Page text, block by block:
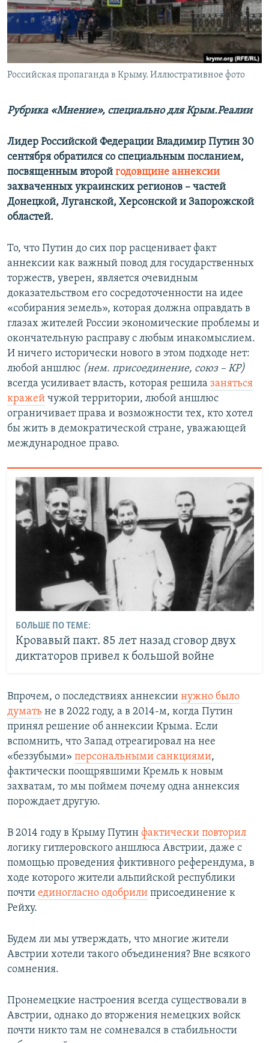
ПОБЕДИТЕЛЕЙ НЕ СУДЯТ?
КРЫМ.НЕПОКОРЕННЫЙ
УКРАИНСКАЯ ПРОБЛЕМА КРЫМА
ПРИСОЕДИНЯЙТЕСЬ!
Российская пропаганда в Крыму. Иллюстративное фото
Рубрика «Мнение», специально для Крым.Реалии
Лидер Российской Федерации Владимир Путин 30
сентября обратился со специальным посланием,
посвященным второй годовщине аннексии
захваченных украинских регионов – частей
Донецкой, Луганской, Херсонской и Запорожской
областей.
То, что Путин до сих пор расценивает факт
аннексии как важный повод для государственных
торжеств, уверен, является очевидным
доказательством его сосредоточенности на идее
«собирания земель», которая должна оправдать в
глазах жителей России экономические проблемы и
окончательную расправу с любым инакомыслием.
И ничего исторически нового в этом подходе нет:
любой аншлюс (нем. присоединение, союз – КР)
всегда усиливает власть, которая решила заняться
кражей чужой территории, любой аншлюс
ограничивает права и возможности тех, кто хотел
бы жить в демократической стране, уважающей
международное право.
БОЛЬШЕ ПО ТЕМЕ:
Кровавый пакт. 85 лет назад сговор двух
диктаторов привел к большой войне
Впрочем, о последствиях аннексии нужно было
думать не в 2022 году, а в 2014-м, когда Путин
принял решение об аннексии Крыма. Если
вспомнить, что Запад отреагировал на нее
«беззубыми» персональными санкциями,
фактически поощрявшими Кремль к новым
захватам, то мы поймем почему одна аннексия
порождает другую.
В 2014 году в Крыму Путин фактически повторил
логику гитлеровского аншлюса Австрии, даже с
помощью проведения фиктивного референдума, в
ходе которого жители альпийской республики
почти единогласно одобрили присоединение к
Рейху.
Будем ли мы утверждать, что многие жители
Австрии хотели такого объединения? Вне всякого
сомнения.
Пронемецкие настроения всегда существовали в
Австрии, однако до вторжения немецких войск
почти никто там не сомневался в стабильности